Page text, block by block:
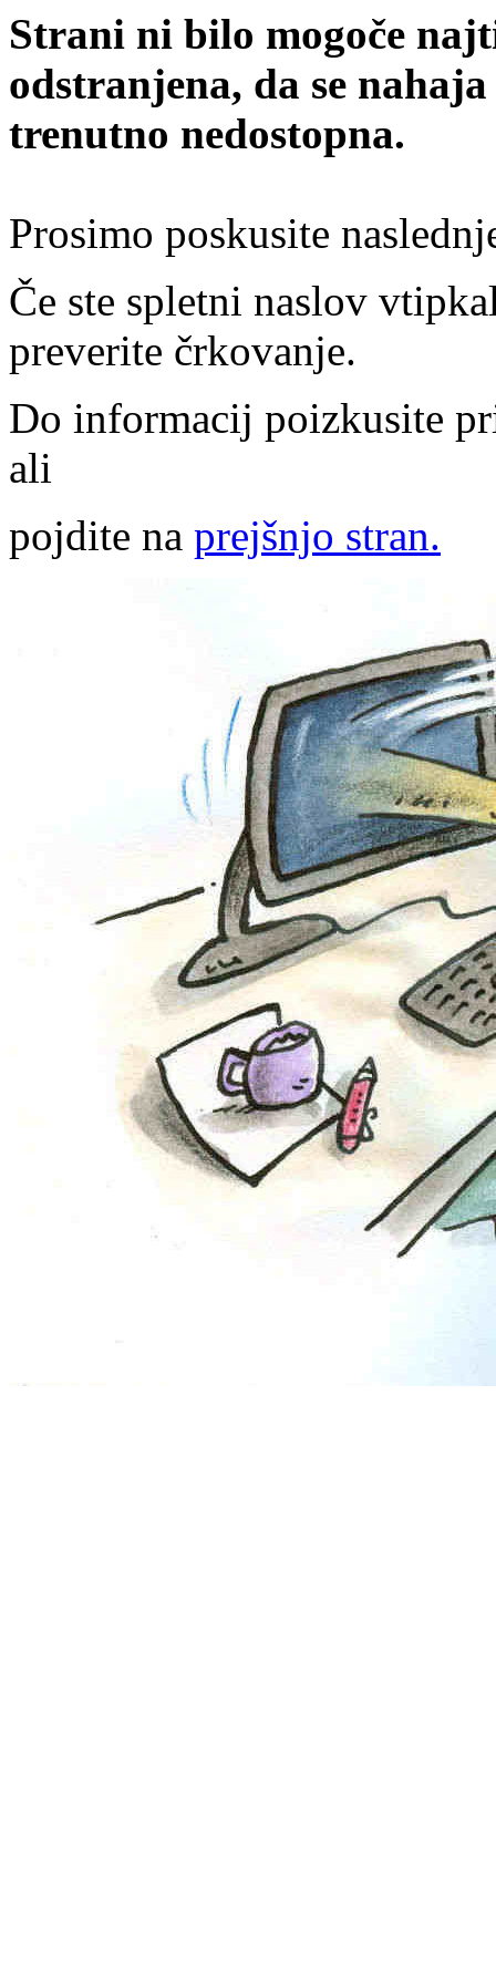
Strani ni bilo mogoče
odstranjena, da se
trenutno nedostopna.
Prosimo poskusite
Če ste spletni naslov
preverite črkovanje.
Do informacij poizkusite
ali
pojdite na prejšnjo stran.